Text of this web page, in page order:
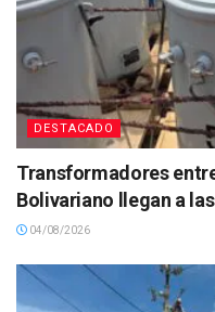
DESTACADO
Transformadores
Bolivariano llegan a
04/08/2026